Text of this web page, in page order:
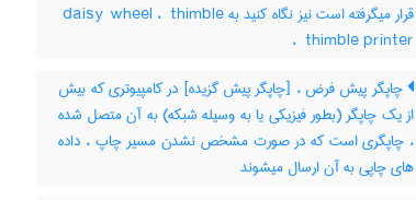
قرار میگرفته است نیز نگاه کنید به ‎ daisy wheel ، ‎ thimble
، ‎ thimble printer
چاپگر پیش فرض ، [چاپگر پیش گزیده] در کامپیوتری که بیش
از یک چاپگر (بطور فیزیکی یا به وسیله شبکه) به آن متصل شده
، چاپگری است که در صورت مشخص نشدن مسیر چاپ ، داده
های چاپی به آن ارسال میشوند